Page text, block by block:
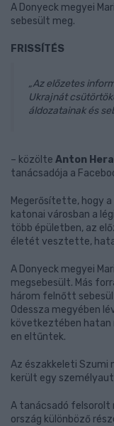
A Donyeck megyei
sebesült meg.
FRISSÍTÉS
„Az előzetes
Ukrajnát
áldozatainak és
– közölte Anton
tanácsadója a
Megerősítette, hogy a
katonai városban a
több épületben, az
életét vesztette,
A Donyeck megyei
megsebesült. Más
három felnőtt
Odessza megyében
következtében hatan
en eltűntek.
Az északkeleti Szumi
került egy
A tanácsadó felsorolt
ország különböző